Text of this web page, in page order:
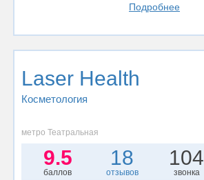
Подробнее
Laser Health
Косметология
метро Театральная
9.5
баллов
18
отзывов
104
звонка